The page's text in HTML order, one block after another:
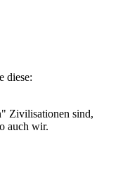
diese:
Zivilisationen sind,
auch wir.